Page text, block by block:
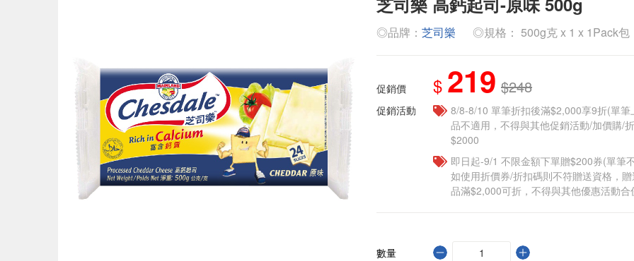
◎品牌： 芝司樂 ◎規格： 500g克 x 1 x 1Pack包
促銷價 $ 219 $248
促銷活動
8/8-8/10 單筆折扣後滿$2,000享9折(單
品不適用，不得與其他促銷活動/加價購/
$2000
即日起-9/1 不限金額下單贈$200券(單筆
如使用折價券/折扣碼則不符贈送資格，
品滿$2,000可折，不得與其他優惠活動合
數量